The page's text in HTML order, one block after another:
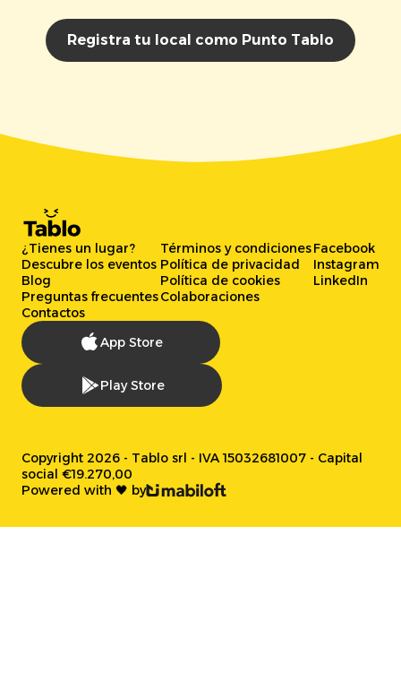
Registra tu local como Punto Tablo
¿Tienes un lugar?
Descubre los eventos
Blog
Preguntas frecuentes
Contactos
Términos y condiciones
Política de privacidad
Política de cookies
Colaboraciones
Facebook
Instagram
LinkedIn
App Store
Play Store
Copyright 2026 - Tablo srl - IVA 15032681007 - Capital
social €19.270,00
Powered with 🖤 by